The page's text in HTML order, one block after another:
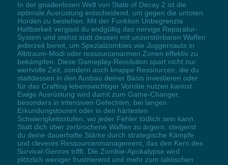
In der gnadenlosen Welt von State of Decay 2 ist die
optimale Ausrüstung entscheidend, um gegen die untoten
Horden zu bestehen. Mit der Funktion Unbegrenzte
Haltbarkeit vergisst du endgültig das nervige Reparatur-
System und stehst statt dessen mit unzerstörbaren Waffen
jederzeit bereit, um Spezialzombies wie Juggernauts in
Albtraum-Modi oder ressourcenarmen Zonen effektiv zu
bekämpfen. Diese Gameplay-Revolution spart nicht nur
wertvolle Zeit, sondern auch knappe Ressourcen, die du
stattdessen in den Ausbau deiner Basis investieren oder
für das Crafting lebenswichtiger Vorräte nutzen kannst.
Ewige Ausrüstung wird damit zum Game-Changer,
besonders in intensiven Gefechten, bei langen
Erkundungstouren oder in den härtesten
Schwierigkeitsstufen, wo jeder Fehler tödlich sein kann.
Statt dich über zerbrochene Waffen zu ärgern, steigerst
du deine dauerhafte Stärke durch strategische Kämpfe
und cleveres Ressourcenmanagement, das den Kern des
Survival-Genres trifft. Die Zombie-Apokalypse wird
plötzlich weniger frustrierend und mehr zum taktischen